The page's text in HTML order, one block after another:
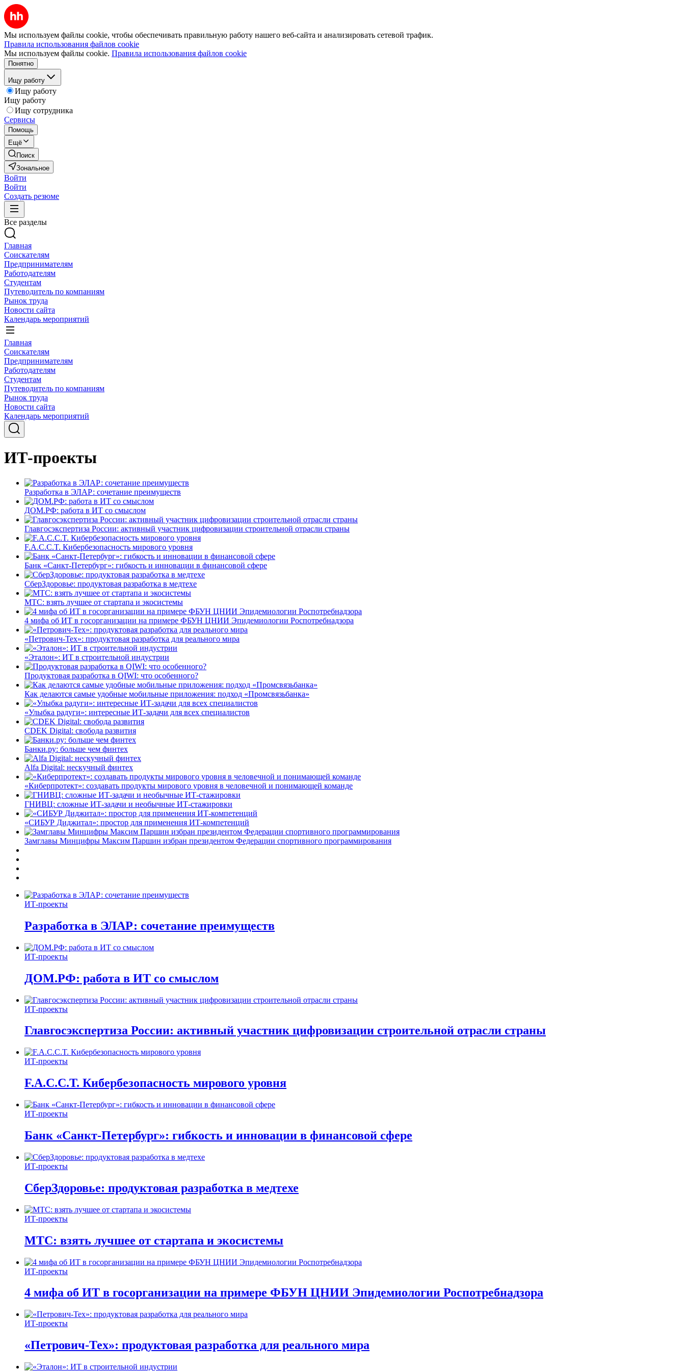
Мы используем файлы cookie, чтобы обеспечивать правильную работу нашего веб-сайта и анализировать сетевой трафик.
Правила использования файлов cookie
Мы используем файлы cookie. Правила использования файлов cookie
Понятно
Ищу работу
Ищу работу
Ищу работу
Ищу сотрудника
Сервисы
Помощь
Ещё
Поиск
Зональное
Войти
Войти
Создать резюме
Все разделы
Главная
Соискателям
Предпринимателям
Работодателям
Студентам
Путеводитель по компаниям
Рынок труда
Новости сайта
Календарь мероприятий
Главная
Соискателям
Предпринимателям
Работодателям
Студентам
Путеводитель по компаниям
Рынок труда
Новости сайта
Календарь мероприятий
ИТ-проекты
Разработка в ЭЛАР: сочетание преимуществ
ДОМ.РФ: работа в ИТ со смыслом
Главгосэкспертиза России: активный участник цифровизации строительной отрасли страны
F.A.C.C.T. Кибербезопасность мирового уровня
Банк «Санкт-Петербург»: гибкость и инновации в финансовой сфере
СберЗдоровье: продуктовая разработка в медтехе
МТС: взять лучшее от стартапа и экосистемы
4 мифа об ИТ в госорганизации на примере ФБУН ЦНИИ Эпидемиологии Роспотребнадзора
«Петрович-Тех»: продуктовая разработка для реального мира
«Эталон»: ИТ в строительной индустрии
Продуктовая разработка в QIWI: что особенного?
Как делаются самые удобные мобильные приложения: подход «Промсвязьбанка»
«Улыбка радуги»: интересные ИТ-задачи для всех специалистов
CDEK Digital: свобода развития
Банки.ру: больше чем финтех
Alfa Digital: нескучный финтех
«Киберпротект»: создавать продукты мирового уровня в человечной и понимающей команде
ГНИВЦ: сложные ИТ‑задачи и необычные ИТ‑стажировки
«СИБУР Диджитал»: простор для применения ИТ-компетенций
Замглавы Минцифры Максим Паршин избран президентом Федерации спортивного программирования
ИТ-проекты
Разработка в ЭЛАР: сочетание преимуществ
ИТ-проекты
ДОМ.РФ: работа в ИТ со смыслом
ИТ-проекты
Главгосэкспертиза России: активный участник цифровизации строительной отрасли страны
ИТ-проекты
F.A.C.C.T. Кибербезопасность мирового уровня
ИТ-проекты
Банк «Санкт-Петербург»: гибкость и инновации в финансовой сфере
ИТ-проекты
СберЗдоровье: продуктовая разработка в медтехе
ИТ-проекты
МТС: взять лучшее от стартапа и экосистемы
ИТ-проекты
4 мифа об ИТ в госорганизации на примере ФБУН ЦНИИ Эпидемиологии Роспотребнадзора
ИТ-проекты
«Петрович-Тех»: продуктовая разработка для реального мира